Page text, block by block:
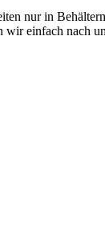
nur in
wir einfach nach